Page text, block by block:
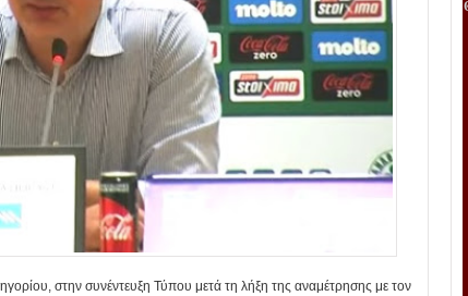
στην συνέντευξη Τύπου μετά τη λήξη της αναμέτρησης με τον